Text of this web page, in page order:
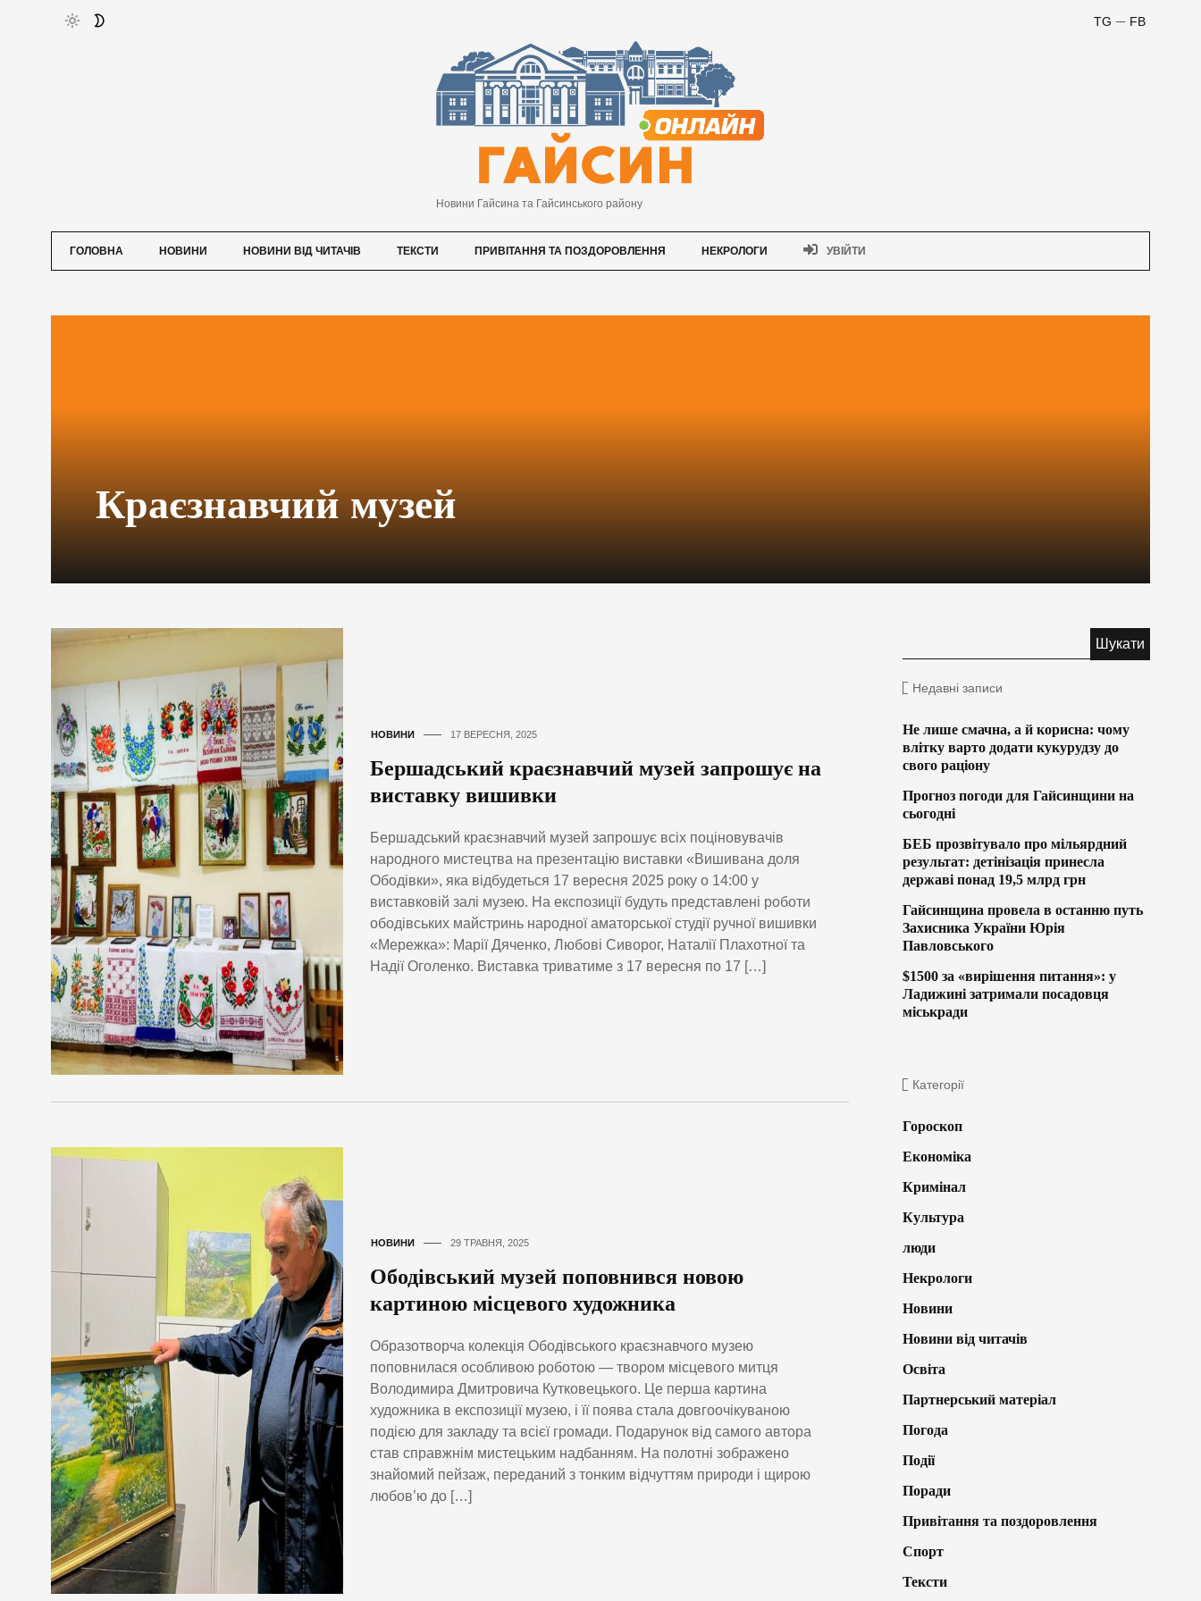
FB
TG
Новини Гайсина та Гайсинського району
ГОЛОВНА НОВИНИ НОВИНИ ВІД ЧИТАЧІВ ТЕКСТИ ПРИВІТАННЯ ТА ПОЗДОРОВЛЕННЯ НЕКРОЛОГИ УВІЙТИ
Краєзнавчий музей
НОВИНИ 17 ВЕРЕСНЯ, 2025
Бершадський краєзнавчий музей запрошує на
виставку вишивки
Бершадський краєзнавчий музей запрошує всіх поціновувачів
народного мистецтва на презентацію виставки «Вишивана доля
Ободівки», яка відбудеться 17 вересня 2025 року о 14:00 у
виставковій залі музею. На експозиції будуть представлені роботи
ободівських майстринь народної аматорської студії ручної вишивки
«Мережка»: Марії Дяченко, Любові Сиворог, Наталії Плахотної та
Надії Оголенко. Виставка триватиме з 17 вересня по 17 […]
НОВИНИ 29 ТРАВНЯ, 2025
Ободівський музей поповнився новою
картиною місцевого художника
Образотворча колекція Ободівського краєзнавчого музею
поповнилася особливою роботою — твором місцевого митця
Володимира Дмитровича Кутковецького. Це перша картина
художника в експозиції музею, і її поява стала довгоочікуваною
подією для закладу та всієї громади. Подарунок від самого автора
став справжнім мистецьким надбанням. На полотні зображено
знайомий пейзаж, переданий з тонким відчуттям природи і щирою
любов’ю до […]
Недавні записи
Не лише смачна, а й корисна: чому
влітку варто додати кукурудзу до
свого раціону
Прогноз погоди для Гайсинщини на
сьогодні
БЕБ прозвітувало про мільярдний
результат: детінізація принесла
державі понад 19,5 млрд грн
Гайсинщина провела в останню путь
Захисника України Юрія
Павловського
$1500 за «вирішення питання»: у
Ладижині затримали посадовця
міськради
Категорії
Гороскоп
Економіка
Кримінал
Культура
люди
Некрологи
Новини
Новини від читачів
Освіта
Партнерський матеріал
Погода
Події
Поради
Привітання та поздоровлення
Спорт
Тексти